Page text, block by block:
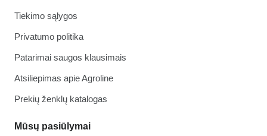
Tiekimo sąlygos
Privatumo politika
Patarimai saugos klausimais
Atsiliepimas apie Agroline
Prekių ženklų katalogas
Mūsų pasiūlymai